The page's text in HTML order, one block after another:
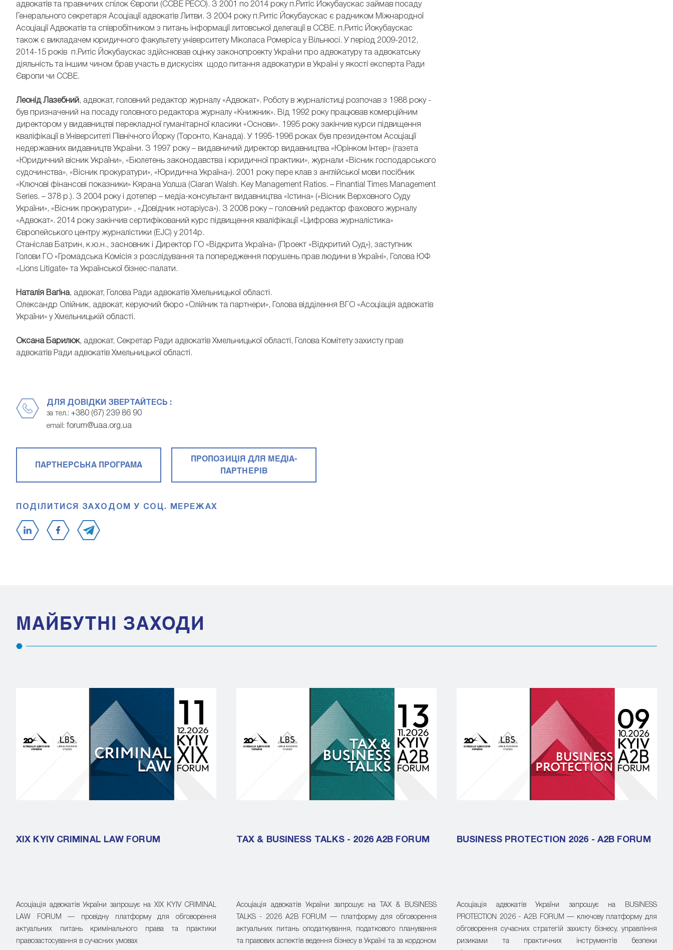
адвокатів та правничих спілок Європи (CCBE PECO). З 2001 по 2014 року п.Ритіс Йокубаускас займав посаду
Генерального секретаря Асоціації адвокатів Литви. З 2004 року п.Ритіс Йокубаускас є радником Міжнародної
Асоціації Адвокатів та співробітником з питань інформації литовської делегації в CCBE. п.Ритіс Йокубаускас
також є викладачем юридичного факультету університету Міколаса Ромеріса у Вільнюсі. У період 2009-2012,
2014-15 років п.Ритіс Йокубаускас здійснював оцінку законопроекту України про адвокатуру та адвокатську
діяльність та іншим чином брав участь в дискусіях щодо питання адвокатури в Україні у якості експерта Ради
Європи чи CCBE.
Леонід Лазебний , адвокат, головний редактор журналу «Адвокат». Роботу в журналістиці розпочав з 1988 року -
був призначений на посаду головного редактора журналу «Книжник». Від 1992 року працював комерційним
директором у видавництві перекладної гуманітарної класики «Основи». 1995 року закінчив курси підвищення
кваліфікації в Університеті Північного Йорку (Торонто, Канада). У 1995-1996 роках був президентом Асоціації
недержавних видавництв України. З 1997 року – видавничий директор видавництва «Юрінком Інтер» (газета
«Юридичний вісник України», «Бюлетень законодавства і юридичної практики», журнали «Вісник господарського
судочинства», «Вісник прокуратури», «Юридична Україна»). 2001 року пере клав з англійської мови посібник
«Ключові фінансові показники» Кярана Уолша (Ciaran Walsh. Key Management Ratios. – Finantial Times Management
Series. – 378 p.). З 2004 року і дотепер – медіа-консультант видавництва «Істина» («Вісник Верховного Суду
України», «Вісник прокуратури» , «Довідник нотаріуса»). З 2008 року – головний редактор фахового журналу
«Адвокат». 2014 року закінчив сертифікований курс підвищення кваліфікації «Цифрова журналістика»
Європейського центру журналістики (EJC) у 2014р.
Станіслав Батрин, к.ю.н., засновник і Директор ГО «Відкрита Україна» (Проект «Відкритий Суд»), заступник
Голови ГО «Громадська Комісія з розслідування та попередження порушень прав людини в Україні», Голова ЮФ
«Lions Litigate» та Української бізнес-палати.
Наталія Вагіна, адвокат, Голова Ради адвокатів Хмельницької області.
Олександр Олійник, адвокат, керуючий бюро «Олійник та партнери», Голова відділення ВГО «Асоціація адвокатів
України» у Хмельницькій області.
Оксана Барилюк, адвокат, Секретар Ради адвокатів Хмельницької області, Голова Комітету захисту прав
адвокатів Ради адвокатів Хмельницької області.
ДЛЯ ДОВІДКИ ЗВЕРТАЙТЕСЬ :
за тел.: +380 (67) 239 86 90
email: forum@uaa.org.ua
ПАРТНЕРСЬКА ПРОГРАМА
ПРОПОЗИЦІЯ ДЛЯ МЕДІА-
ПАРТНЕРІВ
ПОДІЛИТИСЯ ЗАХОДОМ У СОЦ. МЕРЕЖАХ
МАЙБУТНІ ЗАХОДИ
XIX KYIV CRIMINAL LAW FORUM
Асоціація адвокатів України запрошує на XIX KYIV CRIMINAL
LAW FORUM — провідну платформу для обговорення
актуальних питань кримінального права та практики
правозастосування в сучасних умовах
TAX & BUSINESS TALKS - 2026 A2B FORUM
Асоціація адвокатів України запрошує на TAX & BUSINESS
TALKS - 2026 A2B FORUM — платформу для обговорення
актуальних питань оподаткування, податкового планування
та правових аспектів ведення бізнесу в Україні та за кордоном
BUSINESS PROTECTION 2026 - A2B FORUM
Асоціація адвокатів України запрошує на BUSINESS
PROTECTION 2026 - A2B FORUM — ключову платформу для
обговорення сучасних стратегій захисту бізнесу, управління
ризиками та практичних інструментів безпеки